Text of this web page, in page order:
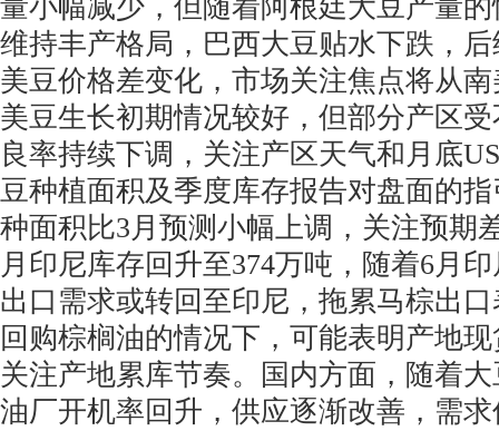
量小幅减少，但随着阿根廷大豆产量
维持丰产格局，巴西大豆贴水下跌，
美豆价格差变化，市场关注焦点将从
美豆生长初期情况较好，但部分产区
良率持续下调，关注产区天气和月底
豆种植面积及季度库存报告对盘面的
种面积比3月预测小幅上调，关注预期
月印尼库存回升至374万吨，随着6月
出口需求或转回至印尼，拖累马棕出
回购棕榈油的情况下，可能表明产地
关注产地累库节奏。国内方面，随着
油厂开机率回升，供应逐渐改善，需